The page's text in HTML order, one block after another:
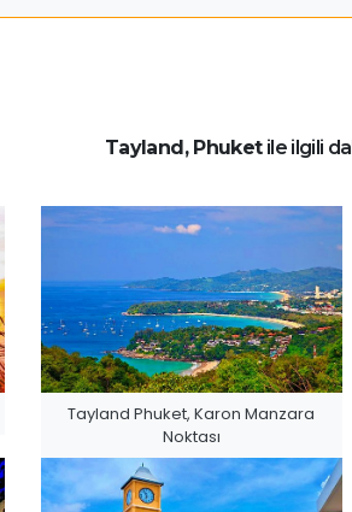
Tayland, Phuketile ilgili
Tayland Phuket, Karon Manzara
Noktası